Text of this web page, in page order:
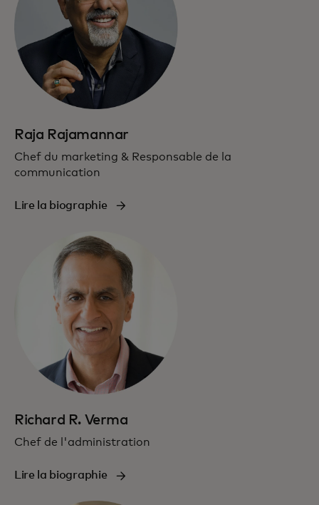
Raja Rajamannar
Chef du marketing & Responsable de la
communication
Lire la biographie
Richard R. Verma
Chef de l'administration
Lire la biographie